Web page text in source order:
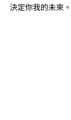
決定你我的未來。